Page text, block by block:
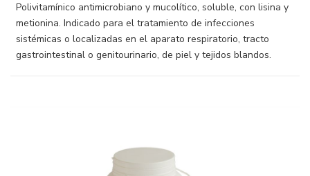
Polivitamínico antimicrobiano y mucolítico, soluble, con lisina y
metionina. Indicado para el tratamiento de infecciones
sistémicas o localizadas en el aparato respiratorio, tracto
gastrointestinal o genitourinario, de piel y tejidos blandos.